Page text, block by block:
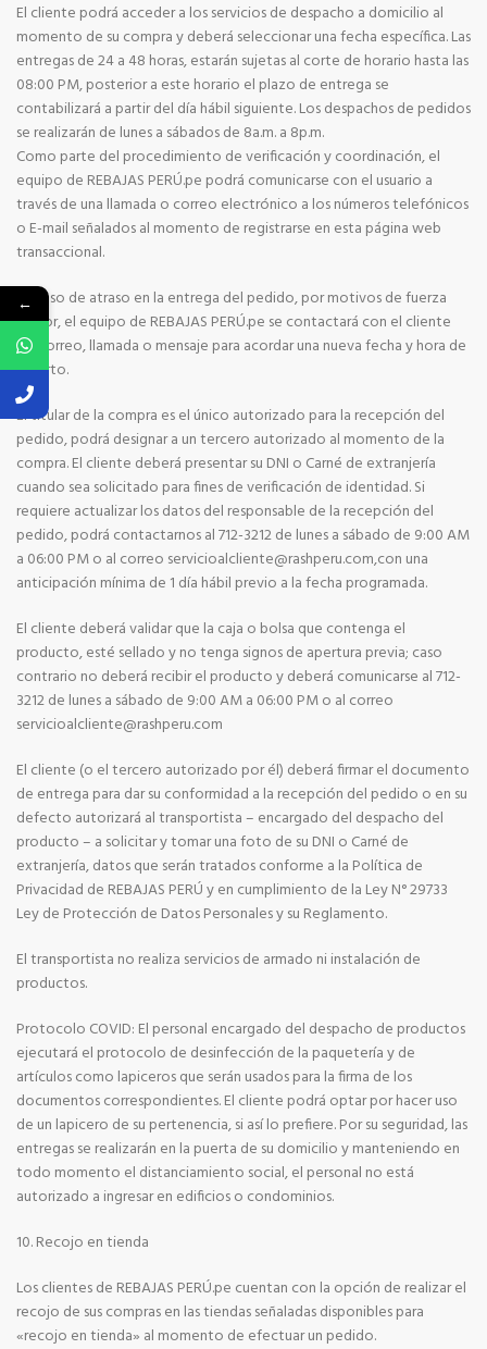
El cliente podrá acceder a los servicios de despacho a domicilio al
momento de su compra y deberá seleccionar una fecha específica. Las
entregas de 24 a 48 horas, estarán sujetas al corte de horario hasta las
08:00 PM, posterior a este horario el plazo de entrega se
contabilizará a partir del día hábil siguiente. Los despachos de pedidos
se realizarán de lunes a sábados de 8a.m. a 8p.m.
Como parte del procedimiento de verificación y coordinación, el
equipo de REBAJAS PERÚ.pe podrá comunicarse con el usuario a
través de una llamada o correo electrónico a los números telefónicos
o E-mail señalados al momento de registrarse en esta página web
transaccional.
En caso de atraso en la entrega del pedido, por motivos de fuerza
mayor, el equipo de REBAJAS PERÚ.pe se contactará con el cliente
vía correo, llamada o mensaje para acordar una nueva fecha y hora de
reparto.
El titular de la compra es el único autorizado para la recepción del
pedido, podrá designar a un tercero autorizado al momento de la
compra. El cliente deberá presentar su DNI o Carné de extranjería
cuando sea solicitado para fines de verificación de identidad. Si
requiere actualizar los datos del responsable de la recepción del
pedido, podrá contactarnos al 712-3212 de lunes a sábado de 9:00 AM
a 06:00 PM o al correo servicioalcliente@rashperu.com,con una
anticipación mínima de 1 día hábil previo a la fecha programada.
El cliente deberá validar que la caja o bolsa que contenga el
producto, esté sellado y no tenga signos de apertura previa; caso
contrario no deberá recibir el producto y deberá comunicarse al 712-
3212 de lunes a sábado de 9:00 AM a 06:00 PM o al correo
servicioalcliente@rashperu.com
El cliente (o el tercero autorizado por él) deberá firmar el documento
de entrega para dar su conformidad a la recepción del pedido o en su
defecto autorizará al transportista – encargado del despacho del
producto – a solicitar y tomar una foto de su DNI o Carné de
extranjería, datos que serán tratados conforme a la Política de
Privacidad de REBAJAS PERÚ y en cumplimiento de la Ley N° 29733
Ley de Protección de Datos Personales y su Reglamento.
El transportista no realiza servicios de armado ni instalación de
productos.
Protocolo COVID: El personal encargado del despacho de productos
ejecutará el protocolo de desinfección de la paquetería y de
artículos como lapiceros que serán usados para la firma de los
documentos correspondientes. El cliente podrá optar por hacer uso
de un lapicero de su pertenencia, si así lo prefiere. Por su seguridad, las
entregas se realizarán en la puerta de su domicilio y manteniendo en
todo momento el distanciamiento social, el personal no está
autorizado a ingresar en edificios o condominios.
10. Recojo en tienda
Los clientes de REBAJAS PERÚ.pe cuentan con la opción de realizar el
recojo de sus compras en las tiendas señaladas disponibles para
«recojo en tienda» al momento de efectuar un pedido.
←